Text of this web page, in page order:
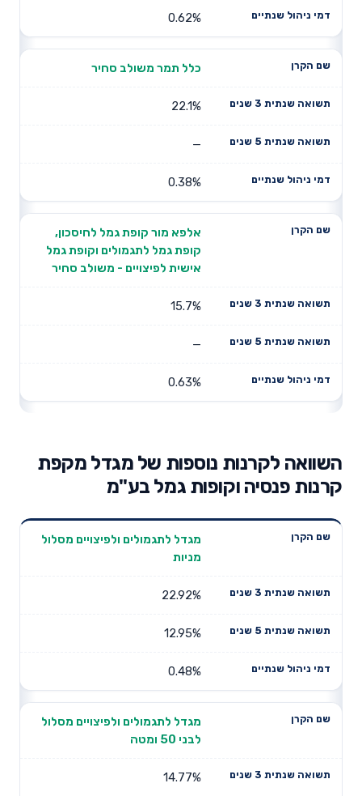
0.62%
כלל תמר משולב סחיר
22.1%
—
0.38%
אלפא מור קופת גמל לחיסכון,
קופת גמל לתגמולים וקופת גמל
אישית לפיצויים - משולב סחיר
15.7%
—
0.63%
השוואה לקרנות נוספות של מגדל מקפת
קרנות פנסיה וקופות גמל בע"מ
שנתית 3
תשואה
דמי ניהול
מגדל לתגמולים ולפיצויים מסלול
מניות
22.92%
12.95%
0.48%
מגדל לתגמולים ולפיצויים מסלול
לבני 50 ומטה
14.77%